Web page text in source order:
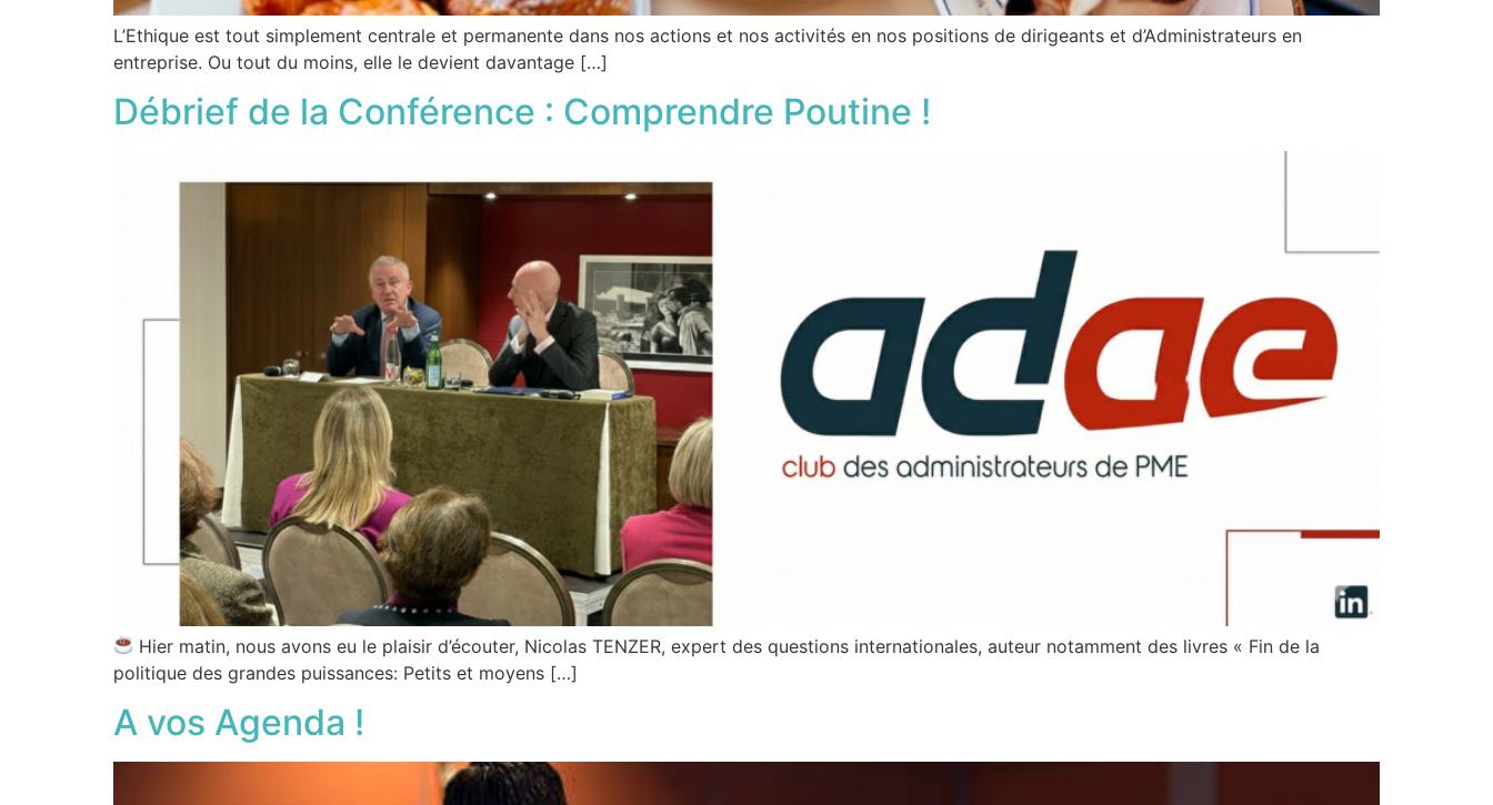
L’Ethique est tout simplement centrale et permanente dans nos actions et nos activités en nos positions de dirigeants et d’Administrateurs en
entreprise. Ou tout du moins, elle le devient davantage […]
Débrief de la Conférence : Comprendre Poutine !
Hier matin, nous avons eu le plaisir d’écouter, Nicolas TENZER, expert des questions internationales, auteur notamment des livres « Fin de la
politique des grandes puissances: Petits et moyens […]
A vos Agenda !